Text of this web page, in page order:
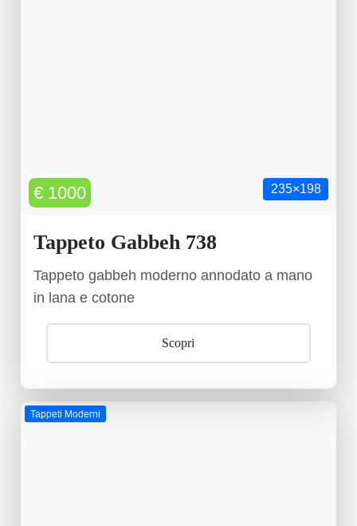
€ 1000 235×198
Tappeto Gabbeh 738
Tappeto gabbeh moderno annodato a mano
in lana e cotone
Scopri
Tappeti Moderni